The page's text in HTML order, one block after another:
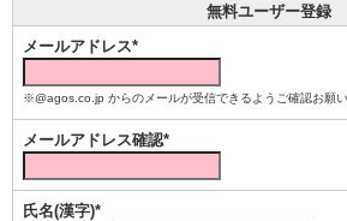
無料ユーザー登録
メールアドレス*
※@agos.co.jp からのメールが受信できるようご確認お願い
メールアドレス確認*
氏名(漢字)*